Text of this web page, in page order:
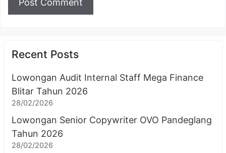
Recent Posts
Lowongan Audit Internal Staff Mega Finance
Blitar Tahun 2026
28/02/2026
Lowongan Senior Copywriter OVO Pandeglang
Tahun 2026
28/02/2026